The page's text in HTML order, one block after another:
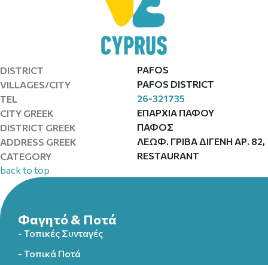
DISTRICT
PAFOS
VILLAGES/CITY
PAFOS DISTRICT
TEL
26-321735
CITY GREEK
ΕΠΑΡΧΙΑ ΠΑΦΟΥ
DISTRICT GREEK
ΠΑΦΟΣ
ADDRESS GREEK
ΛΕΩΦ. ΓΡΙΒΑ ΔΙΓΕΝΗ ΑΡ. 82,
CATEGORY
RESTAURANT
back to top
Φαγητό & Ποτά
- Τοπικές Συνταγές
- Τοπικά Ποτά